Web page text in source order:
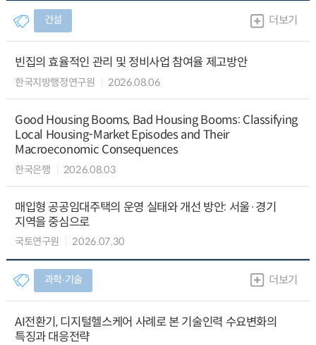
건설 더보기
빈집의 효율적인 관리 및 정비사업 참여율 제고방안
한국지방행정연구원 2026.08.06
Good Housing Booms, Bad Housing Booms: Classifying
Local Housing-Market Episodes and Their
Macroeconomic Consequences
한국은행 2026.08.03
매입형 공공임대주택의 운영 실태와 개선 방안: 서울·경기
지역을 중심으로
국토연구원 2026.07.30
과학∙기술 더보기
AI전환기, 디지털헬스케어 사례로 본 기술인력 수요변화의
특징과 대응전략